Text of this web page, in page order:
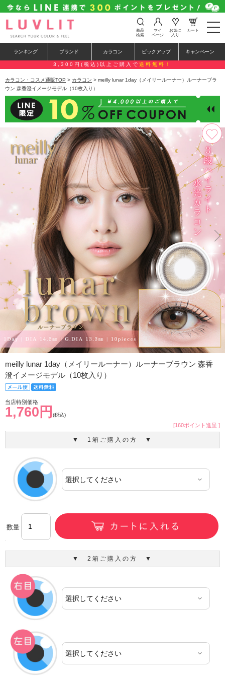
t
o
e
n
a
a
i
o
n
商品
検索
マイ
ページ
お気に
入り
カート
ランキング ブランド カラコン ピックアップ キャンペーン
3,300円(税込)以上ご購入で 送料無料！
カラコン・コスメ通販TOP > カラコン > meilly lunar 1day（メイリールーナー）ルーナーブラ
ウン 森香澄イメージモデル（10枚入り）
meilly lunar 1day（メイリールーナー）ルーナーブラウン 森香
澄イメージモデル（10枚入り）
当店特別価格
1,760円 (税込)
[160ポイント進呈 ]
▼ 1箱ご購入の方 ▼
数量
▼ 2箱ご購入の方 ▼